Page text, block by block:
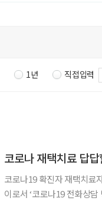
1년 직접입력
코로나 재택치료 답
코로나19 확진자 재택치료
이로서 ‘코로나19 전화상담